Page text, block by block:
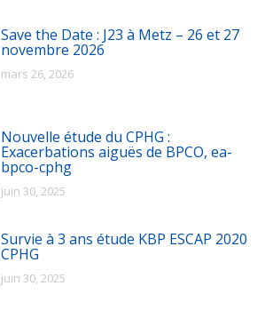
Save the Date : J23 à Metz – 26 et 27
novembre 2026
mars 26, 2026
Nouvelle étude du CPHG :
Exacerbations aiguës de BPCO, ea-
bpco-cphg
juin 30, 2025
Survie à 3 ans étude KBP ESCAP 2020
CPHG
juin 30, 2025